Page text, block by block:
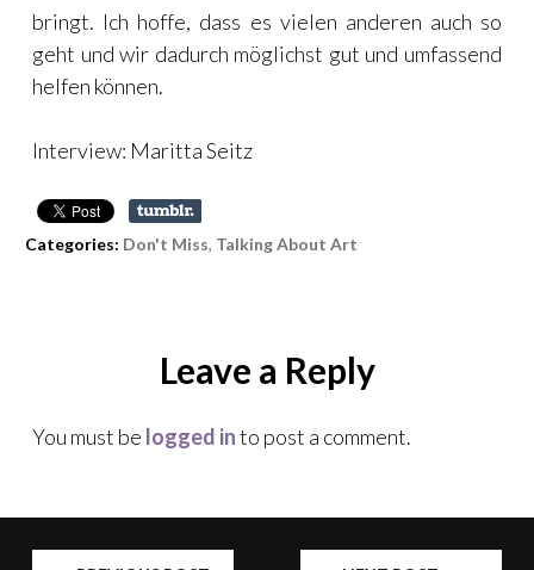
bringt. Ich hoffe, dass es vielen anderen auch so
geht und wir dadurch möglichst gut und umfassend
helfen können.
Interview: Maritta Seitz
Categories: Don't Miss, Talking About Art
Leave a Reply
You must be logged into post a comment.